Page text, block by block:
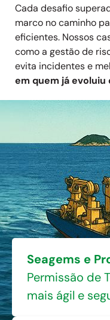
Cada desafio
marco no caminho
eficientes. Nossos
como a gestão de
evita incidentes e
em quem já evoluiu
Seagems e
Permissão de
mais ágil e